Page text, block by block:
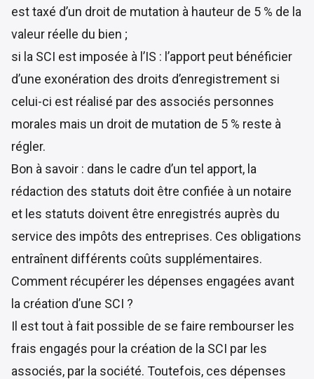
est taxé d’un droit de mutation à hauteur de 5 % de la
valeur réelle du bien ;
si la SCI est imposée à l’IS : l’apport peut bénéficier
d’une exonération des droits d’enregistrement si
celui-ci est réalisé par des associés personnes
morales mais un droit de mutation de 5 % reste à
régler.
Bon à savoir : dans le cadre d’un tel apport, la
rédaction des statuts doit être confiée à un notaire
et les statuts doivent être enregistrés auprès du
service des impôts des entreprises. Ces obligations
entraînent différents coûts supplémentaires.
Comment récupérer les dépenses engagées avant
la création d’une SCI ?
Il est tout à fait possible de se faire rembourser les
frais engagés pour la création de la SCI par les
associés, par la société. Toutefois, ces dépenses